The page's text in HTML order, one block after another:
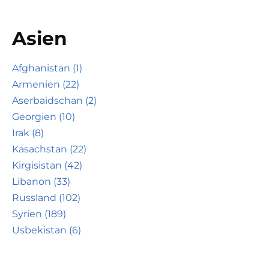
Asien
Afghanistan (1)
Armenien (22)
Aserbaidschan (2)
Georgien (10)
Irak (8)
Kasachstan (22)
Kirgisistan (42)
Libanon (33)
Russland (102)
Syrien (189)
Usbekistan (6)